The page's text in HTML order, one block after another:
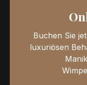
Buchen Sie
luxuriösen